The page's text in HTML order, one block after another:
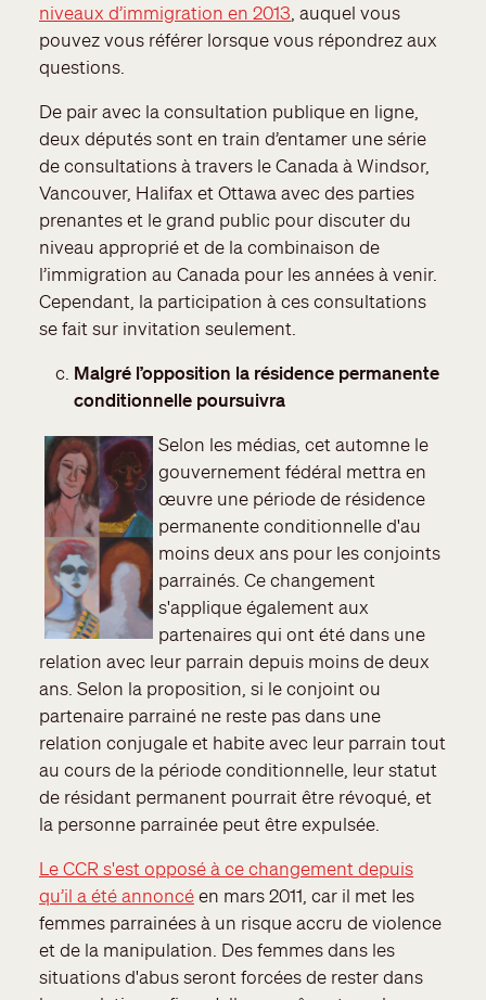
niveaux d’immigration en 2013, auquel vous
pouvez vous référer lorsque vous répondrez aux
questions.
De pair avec la consultation publique en ligne,
deux députés sont en train d’entamer une série
de consultations à travers le Canada à Windsor,
Vancouver, Halifax et Ottawa avec des parties
prenantes et le grand public pour discuter du
niveau approprié et de la combinaison de
l’immigration au Canada pour les années à venir.
Cependant, la participation à ces consultations
se fait sur invitation seulement.
Malgré l’opposition la résidence permanente
conditionnelle poursuivra
Selon les médias, cet automne le
gouvernement fédéral mettra en
œuvre une période de résidence
permanente conditionnelle d'au
moins deux ans pour les conjoints
parrainés. Ce changement
s'applique également aux
partenaires qui ont été dans une
relation avec leur parrain depuis moins de deux
ans. Selon la proposition, si le conjoint ou
partenaire parrainé ne reste pas dans une
relation conjugale et habite avec leur parrain tout
au cours de la période conditionnelle, leur statut
de résidant permanent pourrait être révoqué, et
la personne parrainée peut être expulsée.
Le CCR s'est opposé à ce changement depuis
qu’il a été annoncéen mars 2011, car il met les
femmes parrainées à un risque accru de violence
et de la manipulation. Des femmes dans les
situations d'abus seront forcées de rester dans